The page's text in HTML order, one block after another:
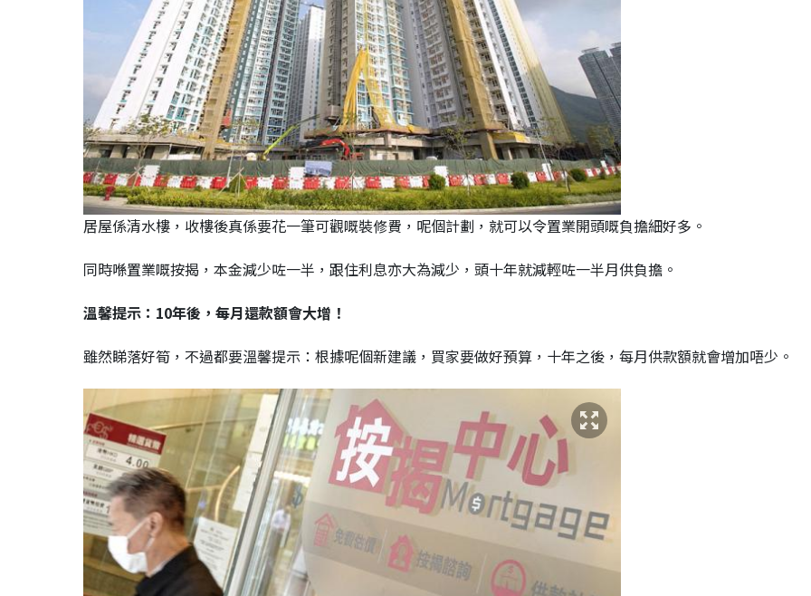
居屋係清水樓，收樓後真係要花一筆可觀嘅裝修費，呢個計劃，就可以令置業開頭嘅負擔細好多。
同時喺置業嘅按揭，本金減少咗一半，跟住利息亦大為減少，頭十年就減輕咗一半月供負擔。
溫馨提示：10年後，每月還款額會大增！
雖然睇落好筍，不過都要溫馨提示：根據呢個新建議，買家要做好預算，十年之後，每月供款額就會增加唔少。